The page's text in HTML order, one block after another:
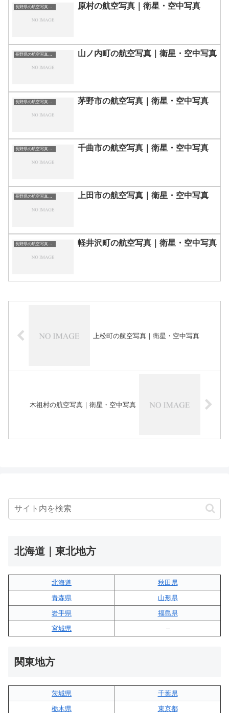
原村の航空写真｜衛星・空中写真
山ノ内町の航空写真｜衛星・空中写真
茅野市の航空写真｜衛星・空中写真
長野県の航空写真・空中写真 千曲市の航空写真｜衛星・空中写真
長野県の航空写真・空中写真 上田市の航空写真｜衛星・空中写真
長野県の航空写真・空中写真 軽井沢町の航空写真｜衛星・空中写真
上松町の航空写真｜衛星・空中写真
木祖村の航空写真｜衛星・空中写真
北海道｜東北地方
北海道
秋田県
青森県
山形県
岩手県
福島県
宮城県
–
関東地方
茨城県
千葉県
栃木県
東京都